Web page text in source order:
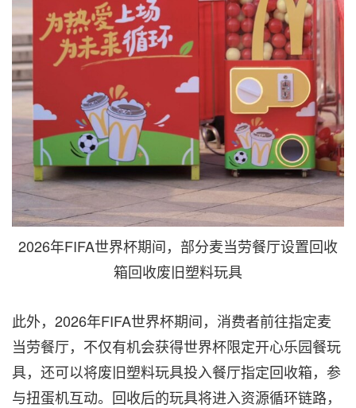
2026年FIFA世界杯期间，部分麦当劳餐厅设置回收
箱回收废旧塑料玩具
此外，2026年FIFA世界杯期间，消费者前往指定麦
当劳餐厅，不仅有机会获得世界杯限定开心乐园餐玩
具，还可以将废旧塑料玩具投入餐厅指定回收箱，参
与扭蛋机互动。回收后的玩具将进入资源循环链路，